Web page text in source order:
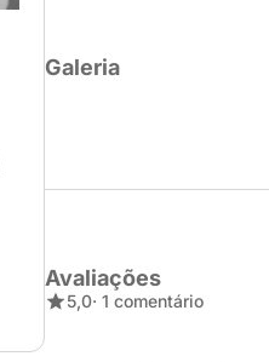
Galeria
Avaliações
5,0· 1 comentário